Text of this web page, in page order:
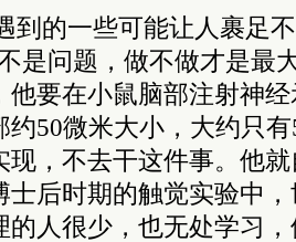
到的一些可能让人裹足
是问题，做不做才是最
他要在小鼠脑部注射神
约50微米大小，大约只
现，不去干这件事。他
士后时期的触觉实验中
的人很少，也无处学习